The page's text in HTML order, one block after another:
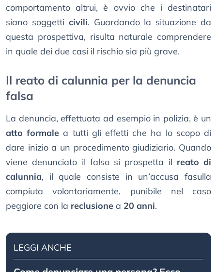
comportamento altrui, è ovvio che i destinatari
siano soggetti civili. Guardando la situazione da
questa prospettiva, risulta naturale comprendere
in quale dei due casi il rischio sia più grave.
Il reato di calunnia per la denuncia
falsa
La denuncia, effettuata ad esempio in polizia, è un
atto formale a tutti gli effetti che ha lo scopo di
dare inizio a un procedimento giudiziario. Quando
viene denunciato il falso si prospetta il reato di
calunnia, il quale consiste in un’accusa fasulla
compiuta volontariamente, punibile nel caso
peggiore con la reclusione a 20 anni.
LEGGI ANCHE